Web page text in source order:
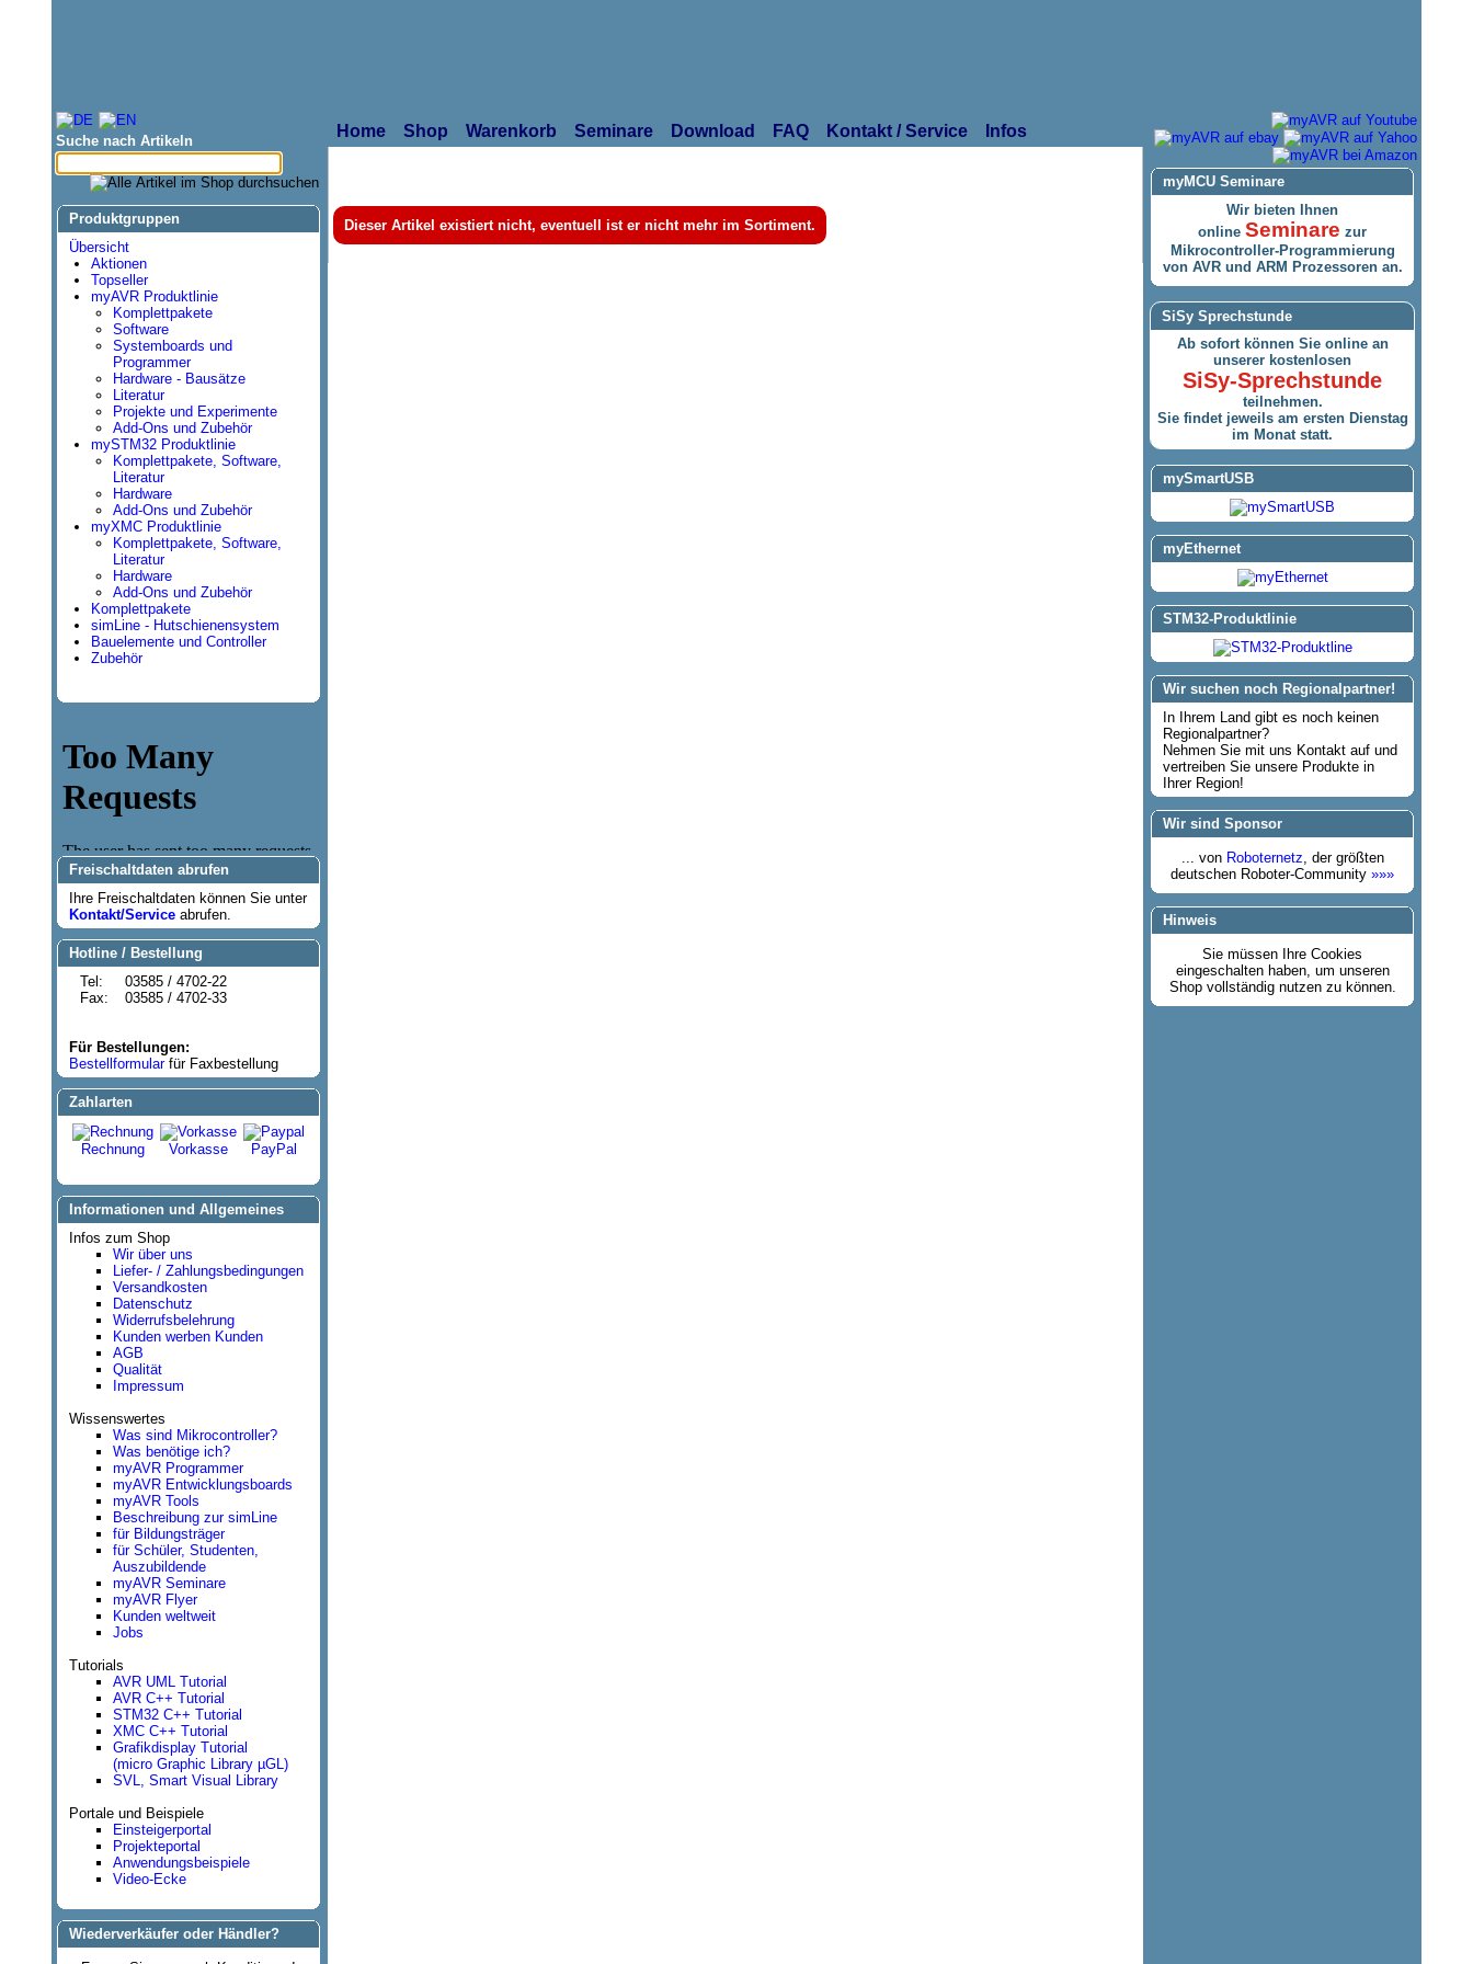
Suche nach Artikeln
Produktgruppen
Übersicht
Aktionen
Topseller
myAVR Produktlinie
Komplettpakete
Software
Systemboards und
Programmer
Hardware - Bausätze
Literatur
Projekte und Experimente
Add-Ons und Zubehör
mySTM32 Produktlinie
Komplettpakete, Software,
Literatur
Hardware
Add-Ons und Zubehör
myXMC Produktlinie
Komplettpakete, Software,
Literatur
Hardware
Add-Ons und Zubehör
Komplettpakete
simLine - Hutschienensystem
Bauelemente und Controller
Zubehör
Freischaltdaten abrufen
Ihre Freischaltdaten können Sie unter
Kontakt/Service abrufen.
Hotline / Bestellung
Tel:
Fax:
03585 / 4702-22
03585 / 4702-33
Für Bestellungen:
Bestellformularfür Faxbestellung
Zahlarten
Rechnung Vorkasse PayPal
Informationen und Allgemeines
Infos zum Shop
Wir über uns
Liefer- / Zahlungsbedingungen
Versandkosten
Datenschutz
Widerrufsbelehrung
Kunden werben Kunden
AGB
Qualität
Impressum
Wissenswertes
Was sind Mikrocontroller?
Was benötige ich?
myAVR Programmer
myAVR Entwicklungsboards
myAVR Tools
Beschreibung zur simLine
für Bildungsträger
für Schüler, Studenten,
Auszubildende
myAVR Seminare
myAVR Flyer
Kunden weltweit
Jobs
Tutorials
AVR UML Tutorial
AVR C++ Tutorial
STM32 C++ Tutorial
XMC C++ Tutorial
Grafikdisplay Tutorial
(micro Graphic Library µGL)
SVL, Smart Visual Library
Portale und Beispiele
Einsteigerportal
Projekteportal
Anwendungsbeispiele
Video-Ecke
Wiederverkäufer oder Händler?
Home Shop Warenkorb Seminare Download FAQ Kontakt / Service Infos
Dieser Artikel existiert nicht, eventuell ist er nicht mehr im Sortiment.
myMCU Seminare
Wir bieten Ihnen
online Seminare zur
Mikrocontroller-Programmierung
von AVR und ARM Prozessoren an.
SiSy Sprechstunde
Ab sofort können Sie online an
unserer kostenlosen
SiSy-Sprechstunde
teilnehmen.
Sie findet jeweils am ersten Dienstag
im Monat statt.
mySmartUSB
myEthernet
STM32-Produktlinie
Wir suchen noch Regionalpartner!
In Ihrem Land gibt es noch keinen
Regionalpartner?
Nehmen Sie mit uns Kontakt auf und
vertreiben Sie unsere Produkte in
Ihrer Region!
Wir sind Sponsor
... von Roboternetz, der größten
deutschen Roboter-Community »»»
Hinweis
Sie müssen Ihre Cookies
eingeschalten haben, um unseren
Shop vollständig nutzen zu können.